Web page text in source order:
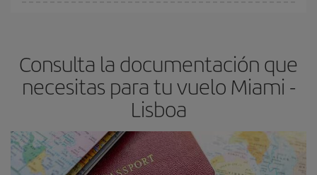
Consulta la documentación que
necesitas para tu vuelo Miami -
Lisboa